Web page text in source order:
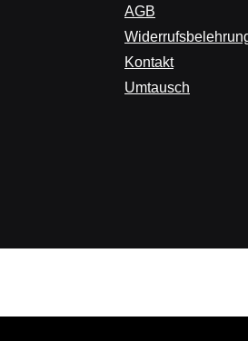
AGB
Kontakt
Umtausch